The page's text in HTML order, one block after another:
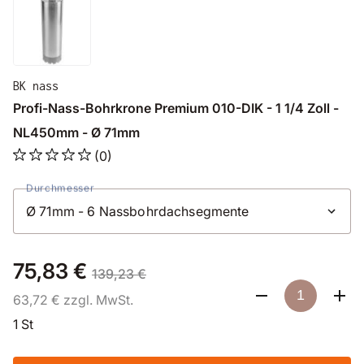
BK nass
Profi-Nass-Bohrkrone Premium 010-DIK - 1 1/4 Zoll -
NL450mm - Ø 71mm
(0)
Durchmesser
75,83 € 139,23 €
63,72 € zzgl. MwSt.
1 St